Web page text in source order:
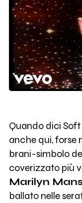
Quando dici
anche qui, forse
brani-simbolo
coverizzato più
Marilyn
ballato nelle